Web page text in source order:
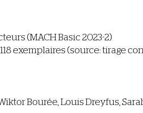
(MACH Basic 2023-2)
exemplaires (source: tirage
Bourée, Louis Dreyfus,